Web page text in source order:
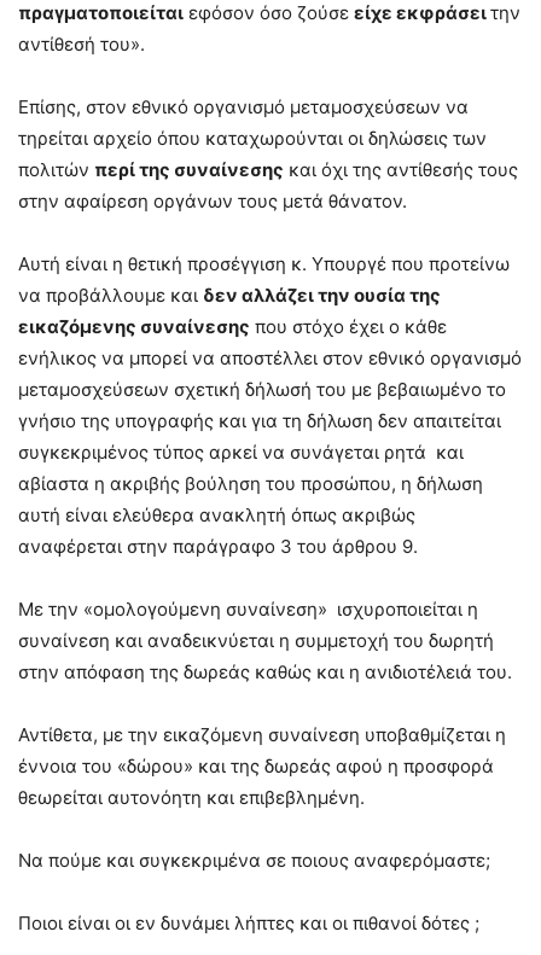
πραγματοποιείται εφόσον όσο ζούσε είχε εκφράσειτην
αντίθεσή του».
Επίσης, στον εθνικό οργανισμό μεταμοσχεύσεων να
τηρείται αρχείο όπου καταχωρούνται οι δηλώσεις των
πολιτών περί της συναίνεσης και όχι της αντίθεσής τους
στην αφαίρεση οργάνων τους μετά θάνατον.
Αυτή είναι η θετική προσέγγιση κ. Υπουργέ που προτείνω
να προβάλλουμε και δεν αλλάζει την ουσία της
εικαζόμενης συναίνεσης που στόχο έχει ο κάθε
ενήλικος να μπορεί να αποστέλλει στον εθνικό οργανισμό
μεταμοσχεύσεων σχετική δήλωσή του με βεβαιωμένο το
γνήσιο της υπογραφής και για τη δήλωση δεν απαιτείται
συγκεκριμένος τύπος αρκεί να συνάγεται ρητά και
αβίαστα η ακριβής βούληση του προσώπου, η δήλωση
αυτή είναι ελεύθερα ανακλητή όπως ακριβώς
αναφέρεται στην παράγραφο 3 του άρθρου 9.
Με την «ομολογούμενη συναίνεση» ισχυροποιείται η
συναίνεση και αναδεικνύεται η συμμετοχή του δωρητή
στην απόφαση της δωρεάς καθώς και η ανιδιοτέλειά του.
Αντίθετα, με την εικαζόμενη συναίνεση υποβαθμίζεται η
έννοια του «δώρου» και της δωρεάς αφού η προσφορά
θεωρείται αυτονόητη και επιβεβλημένη.
Να πούμε και συγκεκριμένα σε ποιους αναφερόμαστε;
Ποιοι είναι οι εν δυνάμει λήπτες και οι πιθανοί δότες ;